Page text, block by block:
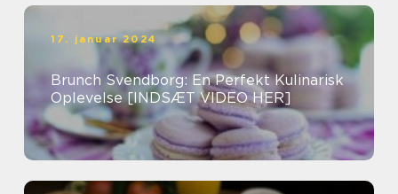
17. januar 2024
Brunch Svendborg: En Perfekt Kulinarisk
Oplevelse [INDSÆT VIDEO HER]